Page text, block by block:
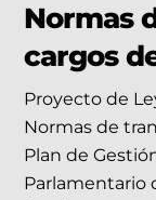
Normas
cargos
Proyecto de
Normas de
Plan de
Parlamentario